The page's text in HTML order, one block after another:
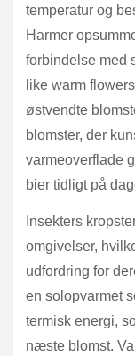
temperatur og
Harmer
forbindelse med
like warm
østvendte
blomster, der
varmeoverflade
bier tidligt på
Insekters
omgivelser,
udfordring for
en solopvarmet
termisk energi,
næste blomst.